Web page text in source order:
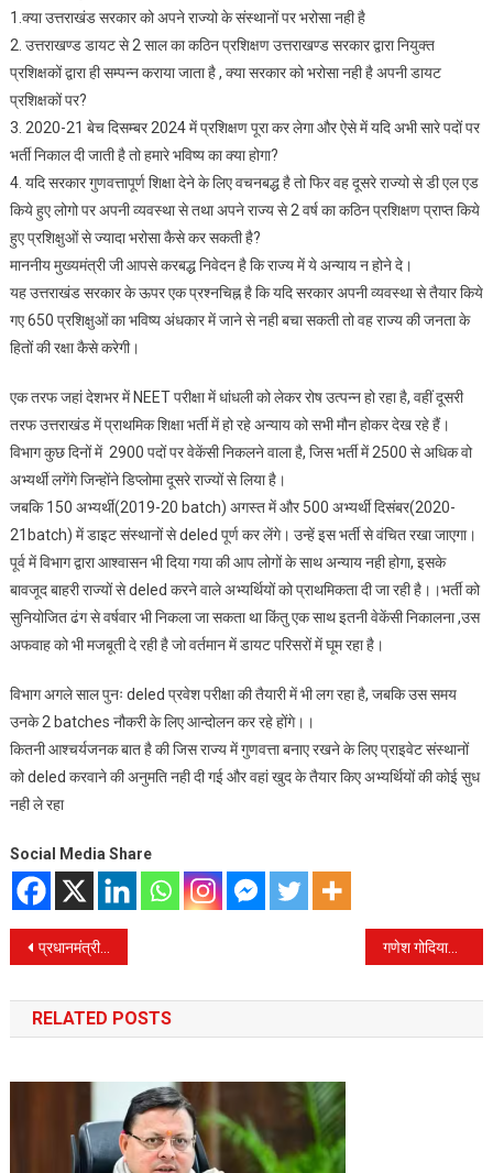
1.क्या उत्तराखंड सरकार को अपने राज्यो के संस्थानों पर भरोसा नही है
2. उत्तराखण्ड डायट से 2 साल का कठिन प्रशिक्षण उत्तराखण्ड सरकार द्वारा नियुक्त
प्रशिक्षकों द्वारा ही सम्पन्न कराया जाता है , क्या सरकार को भरोसा नही है अपनी डायट
प्रशिक्षकों पर?
3. 2020-21 बेच दिसम्बर 2024 में प्रशिक्षण पूरा कर लेगा और ऐसे में यदि अभी सारे पदों पर
भर्ती निकाल दी जाती है तो हमारे भविष्य का क्या होगा?
4. यदि सरकार गुणवत्तापूर्ण शिक्षा देने के लिए वचनबद्ध है तो फिर वह दूसरे राज्यो से डी एल एड
किये हुए लोगो पर अपनी व्यवस्था से तथा अपने राज्य से 2 वर्ष का कठिन प्रशिक्षण प्राप्त किये
हुए प्रशिक्षुओं से ज्यादा भरोसा कैसे कर सकती है?
माननीय मुख्यमंत्री जी आपसे करबद्ध निवेदन है कि राज्य में ये अन्याय न होने दे।
यह उत्तराखंड सरकार के ऊपर एक प्रश्नचिह्न है कि यदि सरकार अपनी व्यवस्था से तैयार किये
गए 650 प्रशिक्षुओं का भविष्य अंधकार में जाने से नही बचा सकती तो वह राज्य की जनता के
हितों की रक्षा कैसे करेगी।
एक तरफ जहां देशभर में NEET परीक्षा में धांधली को लेकर रोष उत्पन्न हो रहा है, वहीं दूसरी
तरफ उत्तराखंड में प्राथमिक शिक्षा भर्ती में हो रहे अन्याय को सभी मौन होकर देख रहे हैं।
विभाग कुछ दिनों में 2900 पदों पर वेकेंसी निकलने वाला है, जिस भर्ती में 2500 से अधिक वो
अभ्यर्थी लगेंगे जिन्होंने डिप्लोमा दूसरे राज्यों से लिया है।
जबकि 150 अभ्यर्थी(2019-20 batch) अगस्त में और 500 अभ्यर्थी दिसंबर(2020-
21batch) में डाइट संस्थानों से deled पूर्ण कर लेंगे। उन्हें इस भर्ती से वंचित रखा जाएगा।
पूर्व में विभाग द्वारा आश्वासन भी दिया गया की आप लोगों के साथ अन्याय नही होगा, इसके
बावजूद बाहरी राज्यों से deled करने वाले अभ्यर्थियों को प्राथमिकता दी जा रही है।।भर्ती को
सुनियोजित ढंग से वर्षवार भी निकला जा सकता था किंतु एक साथ इतनी वेकेंसी निकालना ,उस
अफवाह को भी मजबूती दे रही है जो वर्तमान में डायट परिसरों में घूम रहा है।
विभाग अगले साल पुनः deled प्रवेश परीक्षा की तैयारी में भी लग रहा है, जबकि उस समय
उनके 2 batches नौकरी के लिए आन्दोलन कर रहे होंगे।।
कितनी आश्चर्यजनक बात है की जिस राज्य में गुणवत्ता बनाए रखने के लिए प्राइवेट संस्थानों
को deled करवाने की अनुमति नही दी गई और वहां खुद के तैयार किए अभ्यर्थियों की कोई सुध
नही ले रहा
Social Media Share
Post
navigation
प्रधानमंत्री नरेंद्र मोदी ने उत्तराखंड को दिया तीसरी बार पांच कमल खिलाने वाले राज्य को रिटर्न गिफ्ट गणेश गोदियाल, पूर्व अध्यक्ष, ने प्रेस वार्ता में कहा कि दुनिया बदलती है और बदलना चाहिए।
RELATED POSTS